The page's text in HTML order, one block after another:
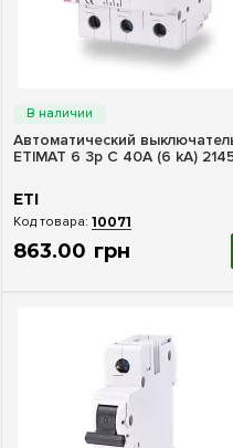
Автоматический
ETIMAT 6 3p C 40А (6 kA)
ETI
10071
863.00 грн